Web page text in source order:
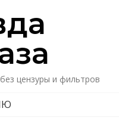
цензуры и фильтров